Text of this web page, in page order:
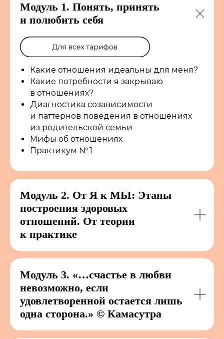
Модуль 1. Понять, принять
и полюбить себя
Какие отношения идеальны для меня?
Какие потребности я закрываю
в отношениях?
Диагностика созависимости
и паттернов поведения в отношениях
из родительской семьи
Мифы об отношениях
Практикум № 1
Модуль 2. От Я к МЫ: Этапы
построения здоровых
отношений. От теории
к практике
Модуль 3. «…счастье в любви
невозможно, если
удовлетворенной остается лишь
одна сторона.» © Камасутра
ОСТАВЬТЕ ЗАЯВКУ,
ЗАПИСАТЬСЯ
НА ИНТЕНСИВ ИЛИ
УЗНАТЬ О НЕМ
БОЛЬШЕ
Мы перезвоним и расскажем
подробности
+7
Записаться